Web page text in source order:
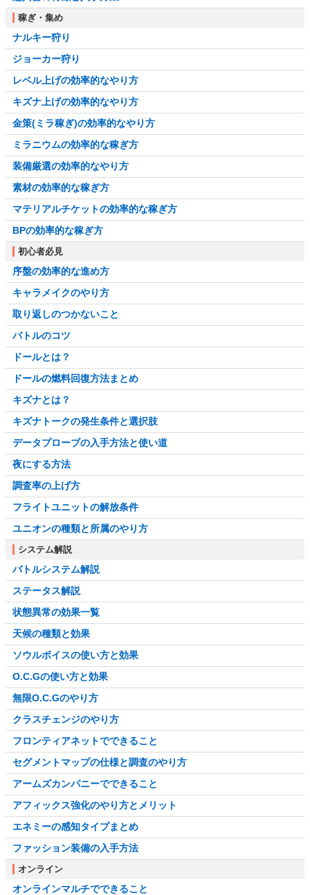
稼ぎ・集め
ナルキー狩り
ジョーカー狩り
レベル上げの効率的なやり方
キズナ上げの効率的なやり方
金策(ミラ稼ぎ)の効率的なやり方
ミラニウムの効率的な稼ぎ方
装備厳選の効率的なやり方
素材の効率的な稼ぎ方
マテリアルチケットの効率的な稼ぎ方
BPの効率的な稼ぎ方
初心者必見
序盤の効率的な進め方
キャラメイクのやり方
取り返しのつかないこと
バトルのコツ
ドールとは？
ドールの燃料回復方法まとめ
キズナとは？
キズナトークの発生条件と選択肢
データプローブの入手方法と使い道
夜にする方法
調査率の上げ方
フライトユニットの解放条件
ユニオンの種類と所属のやり方
システム解説
バトルシステム解説
ステータス解説
状態異常の効果一覧
天候の種類と効果
ソウルボイスの使い方と効果
O.C.Gの使い方と効果
無限O.C.Gのやり方
クラスチェンジのやり方
フロンティアネットでできること
セグメントマップの仕様と調査のやり方
アームズカンパニーでできること
アフィックス強化のやり方とメリット
エネミーの感知タイプまとめ
ファッション装備の入手方法
オンライン
オンラインマルチでできること